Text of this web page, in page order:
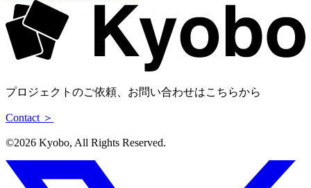
プロジェクトのご依頼、お問い合わせはこちらから
Contact ＞
©︎2026 Kyobo, All Rights Reserved.